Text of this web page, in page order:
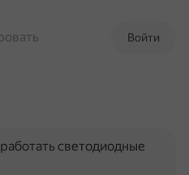
Войти
светодиодные